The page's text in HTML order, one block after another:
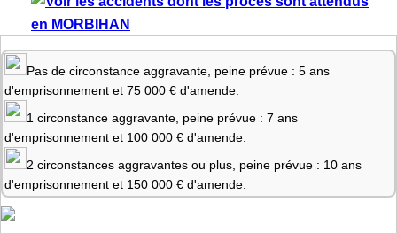
Pas de circonstance aggravante, peine prévue : 5 ans
d'emprisonnement et 75 000 € d'amende.
1 circonstance aggravante, peine prévue : 7 ans
d'emprisonnement et 100 000 € d'amende.
2 circonstances aggravantes ou plus, peine prévue : 10 ans
d'emprisonnement et 150 000 € d'amende.